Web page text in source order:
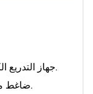
1 ، جهاز التدريع الكهرومغناطيسي المحيطي عالي التردد.
2 ، ضاغط من نوع أربعة ، قوة عالية ، صلابة جيدة.